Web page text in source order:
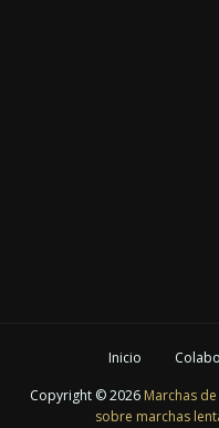
Inicio
Copyright ©2026 Marchas
sobre marchas